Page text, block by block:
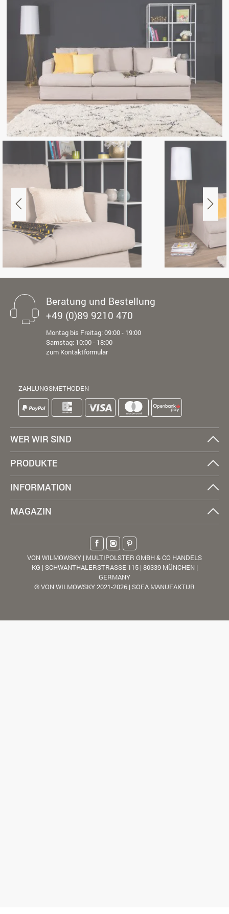
Beratung und Bestellung
+49 (0)89 9210 470
Montag bis Freitag: 09:00 - 19:00
Samstag: 10:00 - 18:00
zum Kontaktformular
ZAHLUNGSMETHODEN
WER WIR SIND
PRODUKTE
INFORMATION
MAGAZIN
VON WILMOWSKY | MULTIPOLSTER GMBH & CO HANDELS
KG | SCHWANTHALERSTRASSE 115 | 80339 MÜNCHEN |
GERMANY
© VON WILMOWSKY 2021-2026 | SOFA MANUFAKTUR